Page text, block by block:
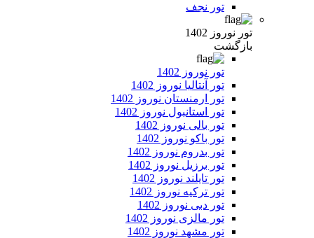
تور نجف
تور نوروز 1402
بازگشت
تور نوروز 1402
تور آنتالیا نوروز 1402
تور ارمنستان نوروز 1402
تور استانبول نوروز 1402
تور بالی نوروز 1402
تور باکو نوروز 1402
تور بدروم نوروز 1402
تور برزیل نوروز 1402
تور تایلند نوروز 1402
تور ترکیه نوروز 1402
تور دبی نوروز 1402
تور مالزی نوروز 1402
تور مشهد نوروز 1402